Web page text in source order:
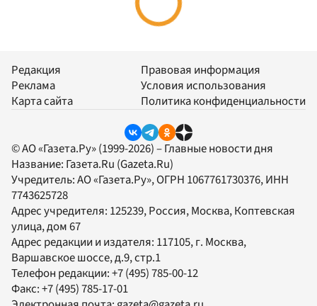
Редакция
Реклама
Карта сайта
Правовая информация
Условия использования
Политика конфиденциальности
© АО «Газета.Ру» (1999-2026) – Главные новости дня
Название: Газета.Ru (Gazeta.Ru)
Учредитель:АО «Газета.Ру», ОГРН 1067761730376, ИНН
7743625728
Адрес учредителя: 125239, Россия, Москва, Коптевская
улица, дом 67
Адрес редакции и издателя: 117105, г. Москва,
Варшавское шоссе, д.9, стр.1
Телефон редакции:+7 (495) 785-00-12
Факс:+7 (495) 785-17-01